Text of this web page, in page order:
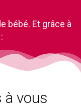
bébé. Et grâce à
à vous